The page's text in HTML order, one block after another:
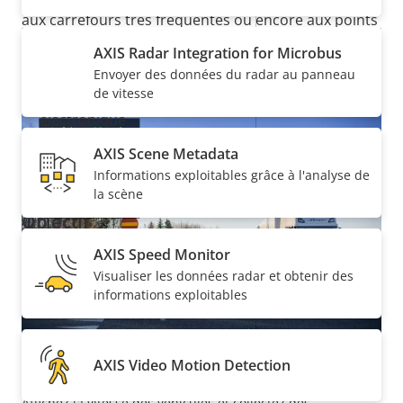
aux carrefours très fréquentés ou encore aux points
AXIS Speed Monitor
Fonction jour/nuit Oui
Stabilisation d'image
électronique
Palettes thermiques
Objectif
Description
de la
propriété
Valeur de
la
propriété
Distance focale
9-50 mm
Ouverture
AXIS Radar Integration for Microbus
Envoyer des données du radar au panneau
de vitesse
AXIS Scene Metadata
Informations exploitables grâce à l'analyse de
la scène
AXIS Speed Monitor
Visualiser les données radar et obtenir des
informations exploitables
AXIS Video Motion Detection